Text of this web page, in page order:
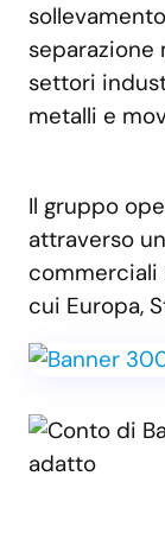
settori
metalli e
Il gruppo
attraverso
commerciali
cui Europa,